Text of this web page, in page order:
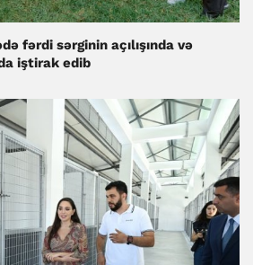
fərdi sərginin açılışında və
iştirak edib